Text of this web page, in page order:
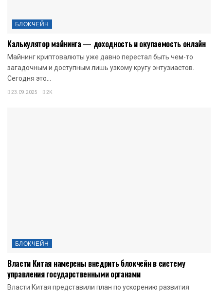
БЛОКЧЕЙН
Калькулятор майнинга — доходность и окупаемость онлайн
Майнинг криптовалюты уже давно перестал быть чем-то
загадочным и доступным лишь узкому кругу энтузиастов.
Сегодня это...
23.09.2025 2K
БЛОКЧЕЙН
Власти Китая намерены внедрить блокчейн в систему
управления государственными органами
Власти Китая представили план по ускорению развития